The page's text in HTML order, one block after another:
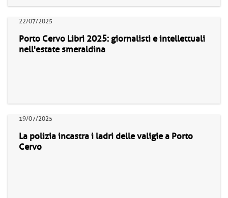
22/07/2025
Porto Cervo Libri 2025: giornalisti e intellettuali
nell'estate smeraldina
19/07/2025
La polizia incastra i ladri delle valigie a Porto
Cervo